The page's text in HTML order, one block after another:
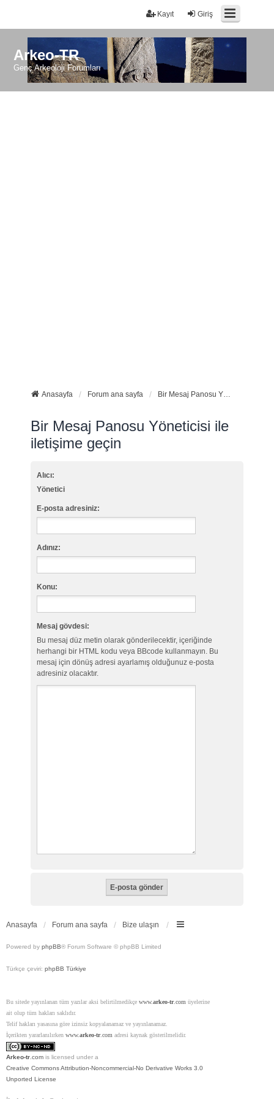
Giriş
Kayıt
Arkeo-TR
Genç Arkeoloji Forumları
Anasayfa Forum ana sayfa Bir Mesaj Panosu Yöneticisi ile iletişime geçin
Bir Mesaj Panosu Yöneticisi ile
iletişime geçin
Alıcı:
Yönetici
E-posta adresiniz:
Adınız:
Konu:
Mesaj gövdesi:
Bu mesaj düz metin olarak gönderilecektir, içeriğinde
herhangi bir HTML kodu veya BBcode kullanmayın. Bu
mesaj için dönüş adresi ayarlamış olduğunuz e-posta
adresiniz olacaktır.
Anasayfa Forum ana sayfa Bize ulaşın
Powered by phpBB® Forum Software © phpBB Limited
Türkçe çeviri: phpBB Türkiye
Bu sitede yayınlanan tüm yazılar aksi belirtilmedikçe www.arkeo-tr.com üyelerine
ait olup tüm hakları saklıdır.
Telif hakları yasasına göre izinsiz kopyalanamaz ve yayınlanamaz.
İçerikten yararlanılırken www.arkeo-tr.com adresi kaynak gösterilmelidir.
Arkeo-tr .com is licensed under a
Creative Commons Attribution-Noncommercial-No Derivative Works 3.0
Unported License